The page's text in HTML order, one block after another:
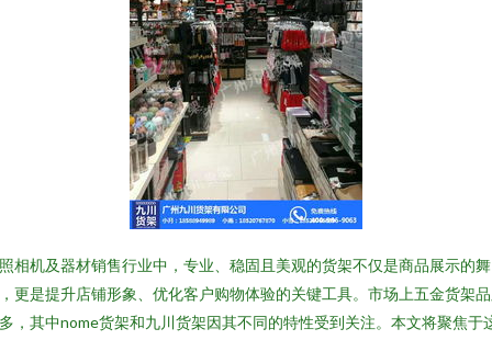
相机及器材销售行业中，专业、稳固且美观的货架不仅是商品展示的舞
更是提升店铺形象、优化客户购物体验的关键工具。市场上五金货架
，其中nome货架和九川货架因其不同的特性受到关注。本文将聚焦于